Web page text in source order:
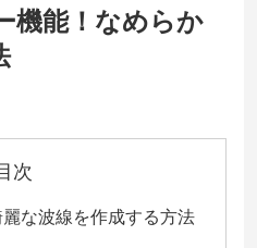
機能！なめらか
次
な波線を作成する方法